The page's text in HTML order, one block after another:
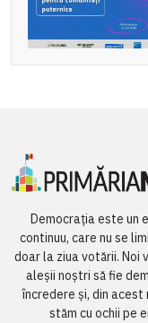
Democrația este un
continuu, care nu se
doar la ziua votării. Noi
aleșii noștri să fie
încredere și, din acest
stăm cu ochii pe